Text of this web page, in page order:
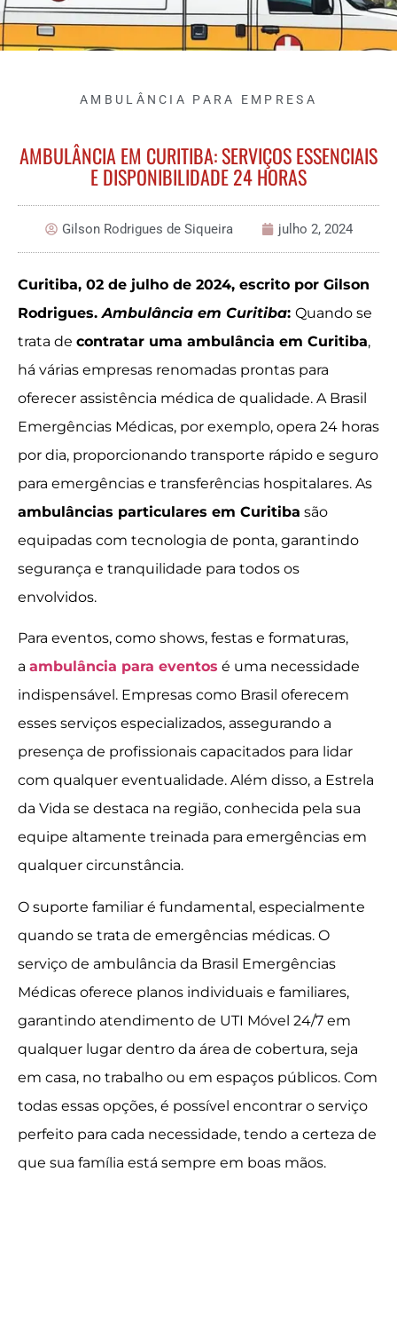
AMBULÂNCIA PARA EMPRESA
AMBULÂNCIA EM CURITIBA: SERVIÇOS ESSENCIAIS
E DISPONIBILIDADE 24 HORAS
Gilson Rodrigues de Siqueira julho 2, 2024
Curitiba, 02 de julho de 2024, escrito por Gilson
Rodrigues.Ambulância em Curitiba: Quando se
trata de contratar uma ambulância em Curitiba,
há várias empresas renomadas prontas para
oferecer assistência médica de qualidade. A Brasil
Emergências Médicas, por exemplo, opera 24 horas
por dia, proporcionando transporte rápido e seguro
para emergências e transferências hospitalares. As
ambulâncias particulares em Curitiba são
equipadas com tecnologia de ponta, garantindo
segurança e tranquilidade para todos os
envolvidos.
Para eventos, como shows, festas e formaturas,
a ambulância para eventos é uma necessidade
indispensável. Empresas como Brasil oferecem
esses serviços especializados, assegurando a
presença de profissionais capacitados para lidar
com qualquer eventualidade. Além disso, a Estrela
da Vida se destaca na região, conhecida pela sua
equipe altamente treinada para emergências em
qualquer circunstância.
O suporte familiar é fundamental, especialmente
quando se trata de emergências médicas. O
serviço de ambulância da Brasil Emergências
Médicas oferece planos individuais e familiares,
garantindo atendimento de UTI Móvel 24/7 em
qualquer lugar dentro da área de cobertura, seja
em casa, no trabalho ou em espaços públicos. Com
todas essas opções, é possível encontrar o serviço
perfeito para cada necessidade, tendo a certeza de
que sua família está sempre em boas mãos.